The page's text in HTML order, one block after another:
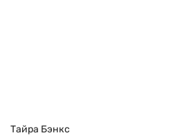
Тайра Бэнкс